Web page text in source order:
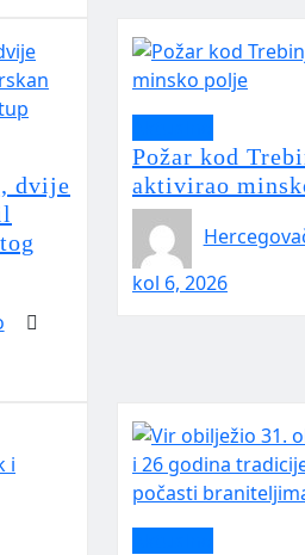
dvije
Požar kod
aktivirao
kol 6, 2026